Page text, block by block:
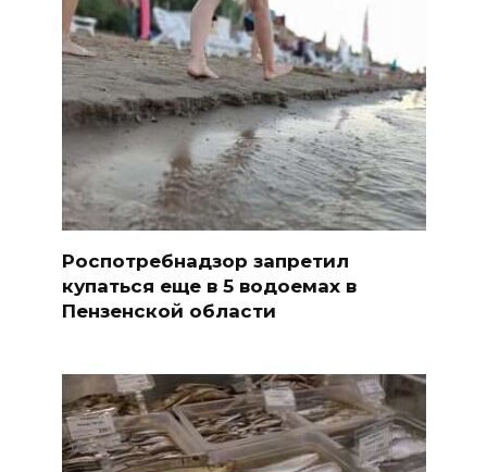
Роспотребнадзор запретил
купаться еще в 5 водоемах в
Пензенской области